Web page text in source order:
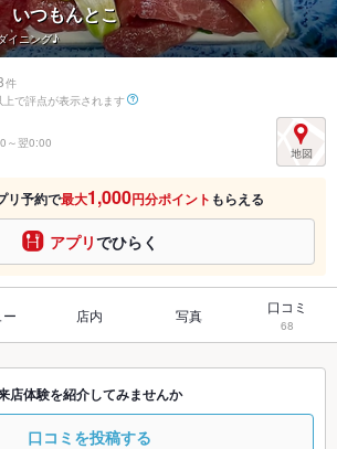
いつもんとこ
イニング♪
件
で評点が表示されます
～翌0:00
リ予約で最大1,000円分ポイント もらえる
アプリでひらく
ー 店内 写真 口コミ
68
店体験を紹介してみませんか
口コミを投稿する